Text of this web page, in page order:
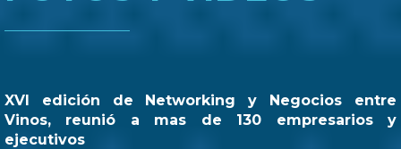
XVI edición de Networking y Negocios entre
Vinos, reunió a mas de 130 empresarios y
ejecutivos